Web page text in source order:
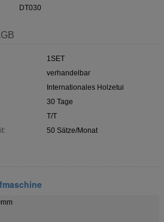
DT030
1SET
verhandelbar
Internationales Holzetui
30 Tage
T/T
50 Sätze/Monat